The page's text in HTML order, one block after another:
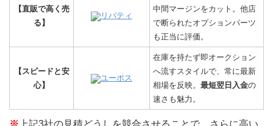
【直販で高く売
る】
リバティ
中間マージンをカット。他店
で断られたオプションパーツ
も正当に評価。
【スピードと安
心】
ユーポス
在庫を持たず即オークション
へ流すスタイルで、常に最新
相場を反映。 最短翌日入金の
速さも魅力。
※ 上記3社の見積どうしを競合させることで、さらに高い